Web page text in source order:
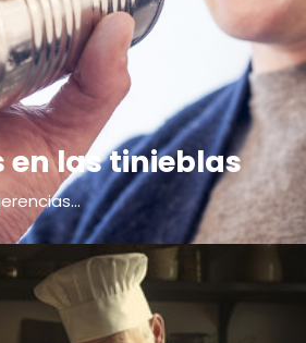
en las tinieblas